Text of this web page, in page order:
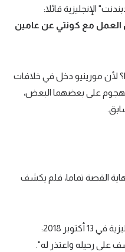
العمل مع كونتي عن عامين
لأن مورينيو دخل في خلافات
للهجوم على بعضهما البعض،
القصة تماما، فلم يكشف
وقال هازارد لصحيفة "جارديان" الإنجليزية في 13 أكتوبر 2018:
على رحيله واعتذر له".